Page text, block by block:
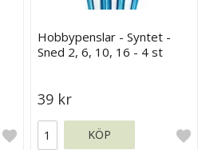
Hobbypenslar - Syntet -
Sned 2, 6, 10, 16 - 4 st
39 kr
KÖP